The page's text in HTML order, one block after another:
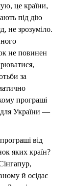
це країни,
під дію
не зрозуміло.
не повинен
за
програші
для України —
від
яких країн?
й осідає